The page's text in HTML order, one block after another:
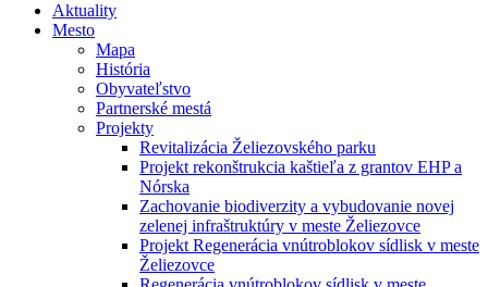
Aktuality
Mesto
Mapa
História
Obyvateľstvo
Partnerské mestá
Projekty
Revitalizácia Želiezovského parku
Projekt rekonštrukcia kaštieľa z grantov EHP a
Nórska
Zachovanie biodiverzity a vybudovanie novej
zelenej infraštruktúry v meste Želiezovce
Projekt Regenerácia vnútroblokov sídlisk v meste
Želiezovce